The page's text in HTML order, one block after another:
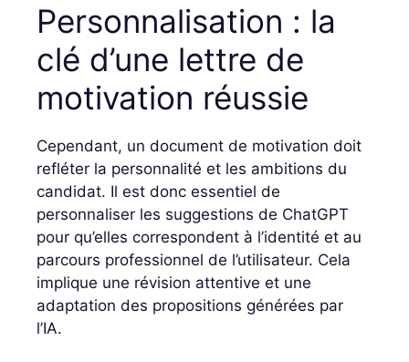
Personnalisation : la
clé d’une lettre de
motivation réussie
Cependant, un document de motivation doit
refléter la personnalité et les ambitions du
candidat. Il est donc essentiel de
personnaliser les suggestions de ChatGPT
pour qu’elles correspondent à l’identité et au
parcours professionnel de l’utilisateur. Cela
implique une révision attentive et une
adaptation des propositions générées par
l’IA.